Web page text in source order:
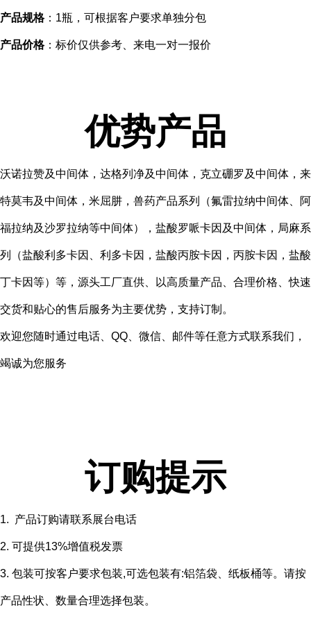
产品规格：1瓶，可根据客户要求单独分包
产品价格：标价仅供参考、来电一对一报价
优势产品
沃诺拉赞及中间体，达格列净及中间体，克立硼罗及中间体，来
特莫韦及中间体，米屈肼，兽药产品系列（氟雷拉纳中间体、阿
福拉纳及沙罗拉纳等中间体），盐酸罗哌卡因及中间体，局麻系
列（盐酸利多卡因、利多卡因，盐酸丙胺卡因，丙胺卡因，盐酸
丁卡因等）等，源头工厂直供、以高质量产品、合理价格、快速
交货和贴心的售后服务为主要优势，支持订制。
欢迎您随时通过电话、QQ、微信、邮件等任意方式联系我们，
竭诚为您服务
订购提示
1. 产品订购请联系展台电话
2. 可提供13%增值税发票
3. 包装可按客户要求包装,可选包装有:铝箔袋、纸板桶等。请按
产品性状、数量合理选择包装。